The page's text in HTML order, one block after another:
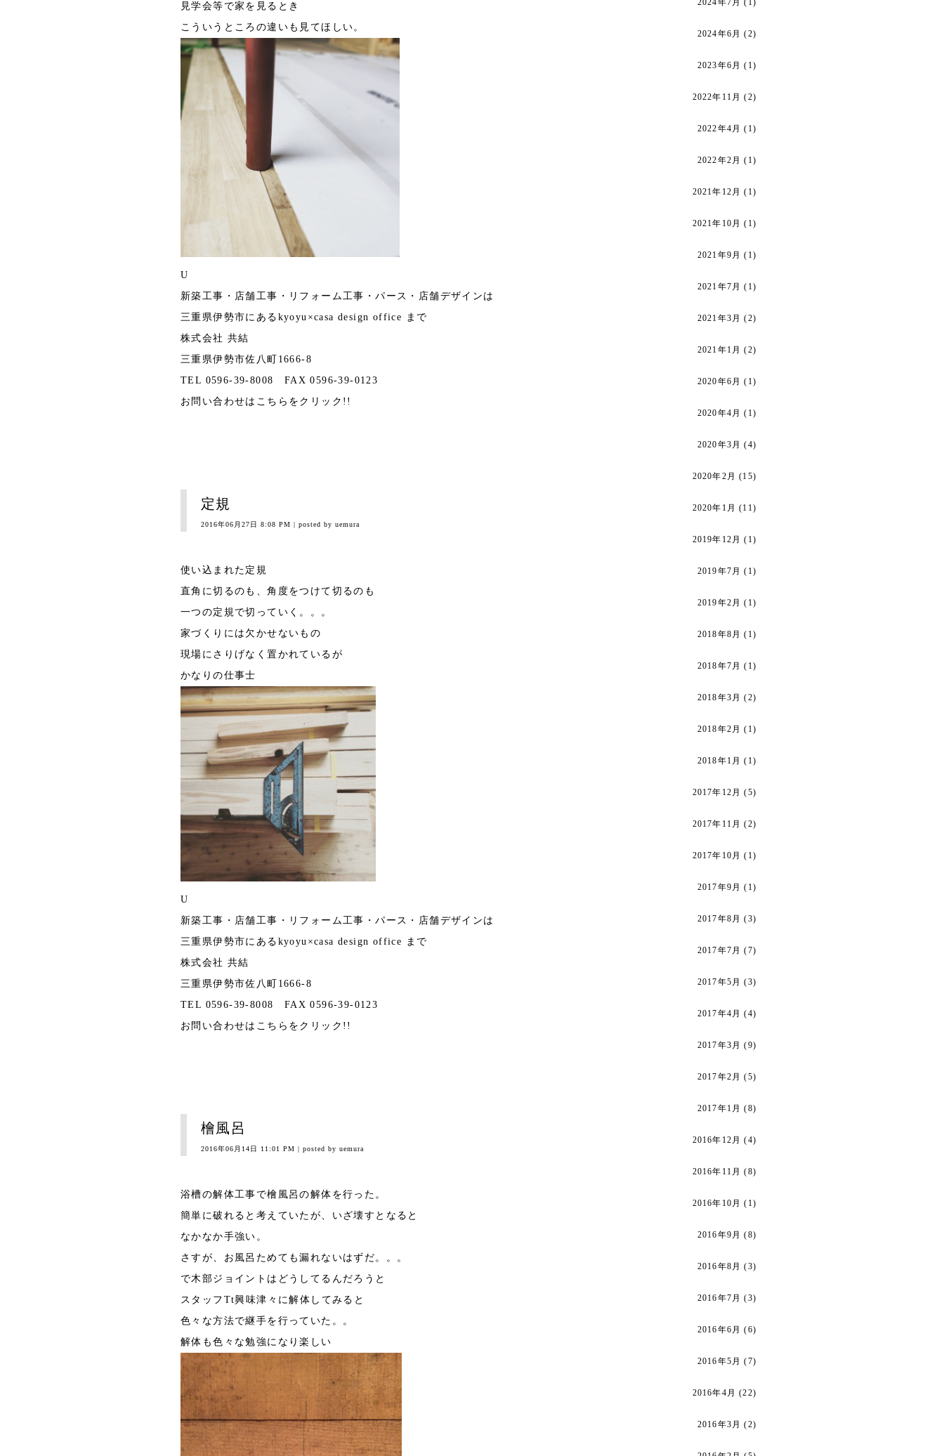
見学会等で家を見るとき
こういうところの違いも見てほしい。
U
新築工事・店舗工事・リフォーム工事・パース・店舗デザインは
三重県伊勢市にあるkyoyu×casa design office まで
株式会社 共結
三重県伊勢市佐八町1666-8
TEL 0596-39-8008 FAX 0596-39-0123
お問い合わせは こちら をクリック!!
定規
2016年06月27日 8:08 PM | posted by uemura
使い込まれた定規
直角に切るのも、角度をつけて切るのも
一つの定規で切っていく。。。
家づくりには欠かせないもの
現場にさりげなく置かれているが
かなりの仕事士
U
新築工事・店舗工事・リフォーム工事・パース・店舗デザインは
三重県伊勢市にあるkyoyu×casa design office まで
株式会社 共結
三重県伊勢市佐八町1666-8
TEL 0596-39-8008 FAX 0596-39-0123
お問い合わせは こちら をクリック!!
檜風呂
2016年06月14日 11:01 PM | posted by uemura
浴槽の解体工事で檜風呂の解体を行った。
簡単に破れると考えていたが、いざ壊すとなると
なかなか手強い。
さすが、お風呂ためても漏れないはずだ。。。
で木部ジョイントはどうしてるんだろうと
スタッフTt興味津々に解体してみると
色々な方法で継手を行っていた。。
解体も色々な勉強になり楽しい
2024年7月 (1)
2024年6月 (2)
2023年6月 (1)
2022年11月 (2)
2022年4月 (1)
2022年2月 (1)
2021年12月 (1)
2021年10月 (1)
2021年9月 (1)
2021年7月 (1)
2021年3月 (2)
2021年1月 (2)
2020年6月 (1)
2020年4月 (1)
2020年3月 (4)
2020年2月 (15)
2020年1月 (11)
2019年12月 (1)
2019年7月 (1)
2019年2月 (1)
2018年8月 (1)
2018年7月 (1)
2018年3月 (2)
2018年2月 (1)
2018年1月 (1)
2017年12月 (5)
2017年11月 (2)
2017年10月 (1)
2017年9月 (1)
2017年8月 (3)
2017年7月 (7)
2017年5月 (3)
2017年4月 (4)
2017年3月 (9)
2017年2月 (5)
2017年1月 (8)
2016年12月 (4)
2016年11月 (8)
2016年10月 (1)
2016年9月 (8)
2016年8月 (3)
2016年7月 (3)
2016年6月 (6)
2016年5月 (7)
2016年4月 (22)
2016年3月 (2)